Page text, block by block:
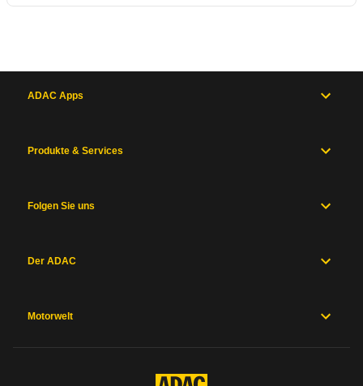
ADAC Apps
Produkte & Services
Folgen Sie uns
Der ADAC
Motorwelt